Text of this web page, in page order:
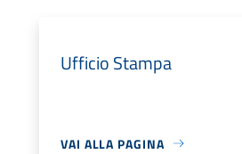
Ufficio Stampa
VAI ALLA PAGINA